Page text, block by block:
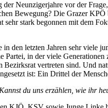
Neunzigerjahre vor der
Bewegung? Die Grazer
stark begonnen mit dem
in den letzten Jahren sehr viele
in der viele
vertreten sind. Und
ist: Ein Drittel der
du uns erzählen, wie ihr